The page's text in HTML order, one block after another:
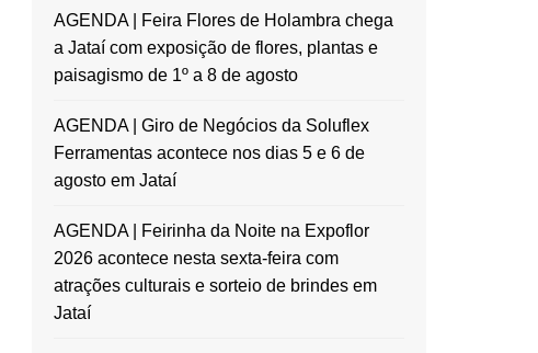
AGENDA | Feira Flores de Holambra chega
a Jataí com exposição de flores, plantas e
paisagismo de 1º a 8 de agosto
AGENDA | Giro de Negócios da Soluflex
Ferramentas acontece nos dias 5 e 6 de
agosto em Jataí
AGENDA | Feirinha da Noite na Expoflor
2026 acontece nesta sexta-feira com
atrações culturais e sorteio de brindes em
Jataí